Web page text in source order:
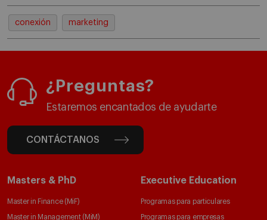
conexión marketing
¿Preguntas?
Estaremos encantados de ayudarte
CONTÁCTANOS
Masters & PhD
Master in Finance (MiF)
Master in Management (MiM)
Executive Education
Programas para particulares
Programas para empresas